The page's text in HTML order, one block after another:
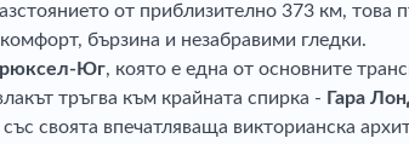
от приблизително 373 км, това
бързина и незабравими гледки.
Юг, която е една от основните
тръгва към крайната спирка - Гара
със своята впечатляваща викторианска